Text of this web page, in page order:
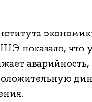
показало, что